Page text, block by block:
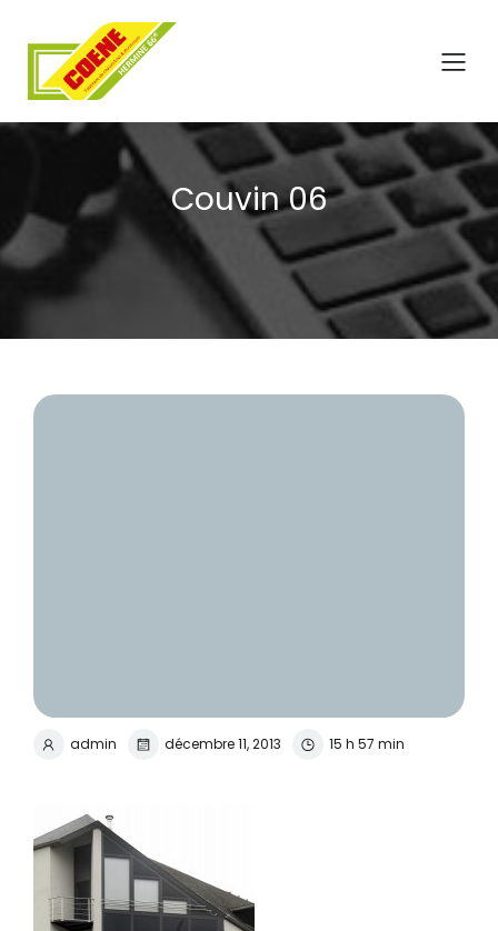
Couvin 06
admin décembre 11, 2013 15 h 57 min